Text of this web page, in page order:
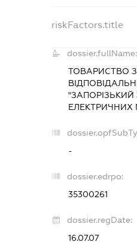
riskFactors.title
dossier.fullName:
ТОВАРИСТВО
-
dossier.edrpo:
35300261
dossier.regDate:
16.07.07